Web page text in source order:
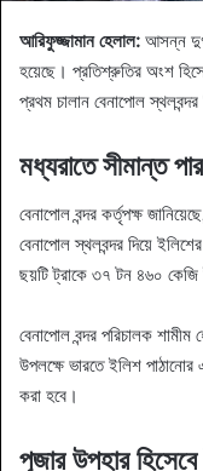
আরিফুজ্জামান হেলাল: আসন্ন
হয়েছে। প্রতিশ্রুতির অংশ
প্রথম চালান বেনাপোল
মধ্যরাতে সীমান্ত
বেনাপোল বন্দর কর্তৃপক্ষ
বেনাপোল স্থলবন্দর দিয়ে
ছয়টি ট্রাকে ৩৭ টন ৪৬০ কেজি
বেনাপোল বন্দর পরিচালক
উপলক্ষে ভারতে ইলিশ
করা হবে।
পূজার উপহার